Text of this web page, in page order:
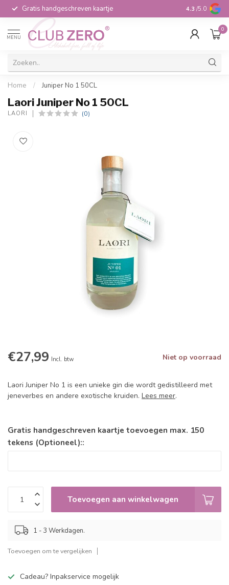
Gratis handgeschreven kaartje Voor 16:00
4.3 /5.0
MENU
0
Home / Juniper No 1 50CL
Laori Juniper No 1 50CL
LAORI (0)
€27,99 Incl. btw Niet op voorraad
Laori Juniper No 1 is een unieke gin die wordt gedistilleerd met
jeneverbes en andere exotische kruiden. Lees meer.
Gratis handgeschreven kaartje toevoegen max. 150
tekens (Optioneel)::
Toevoegen aan winkelwagen
1 - 3 Werkdagen.
Toevoegen om te vergelijken
Cadeau? Inpakservice mogelijk